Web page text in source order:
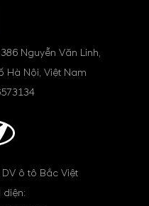
Nguyễn Văn Linh,
Hà Nội, Việt Nam
ô tô Bắc Việt
diện: